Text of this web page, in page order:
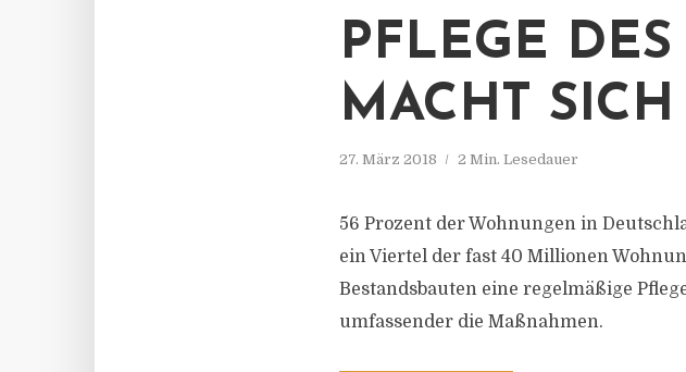
PFLEGE
MACHT
27. März 2018 2 Min. Lesedauer
56 Prozent der Wohnungen in
ein Viertel der fast 40 Millionen
Bestandsbauten eine regelmäßige
umfassender die Maßnahmen.